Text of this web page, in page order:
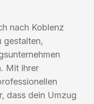
nach Koblenz
gestalten,
Mit ihrer
dass dein Umzug